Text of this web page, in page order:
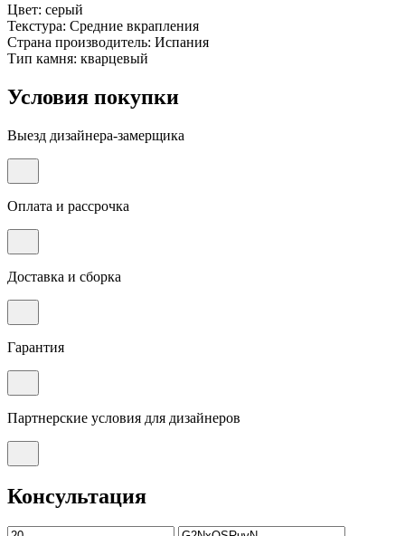
Цвет: серый
Текстура: Средние вкрапления
Страна производитель: Испания
Тип камня: кварцевый
Условия покупки
Выезд дизайнера-замерщика
Оплата и рассрочка
Доставка и сборка
Гарантия
Партнерские условия для дизайнеров
Консультация